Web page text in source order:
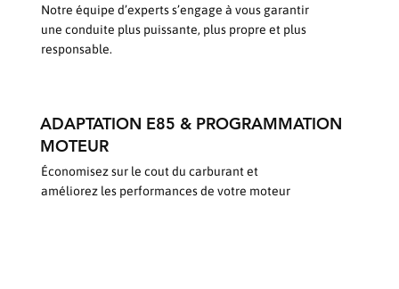
Notre équipe d’experts s’engage à vous garantir
une conduite plus puissante, plus propre et plus
responsable.
ADAPTATION E85 & PROGRAMMATION
MOTEUR
Économisez sur le cout du carburant et
améliorez les performances de votre moteur